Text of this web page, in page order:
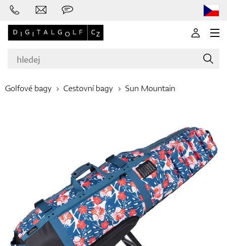
Golfové hole
Oblečení
Golfové bagy Cestovní bagy Sun Mountain